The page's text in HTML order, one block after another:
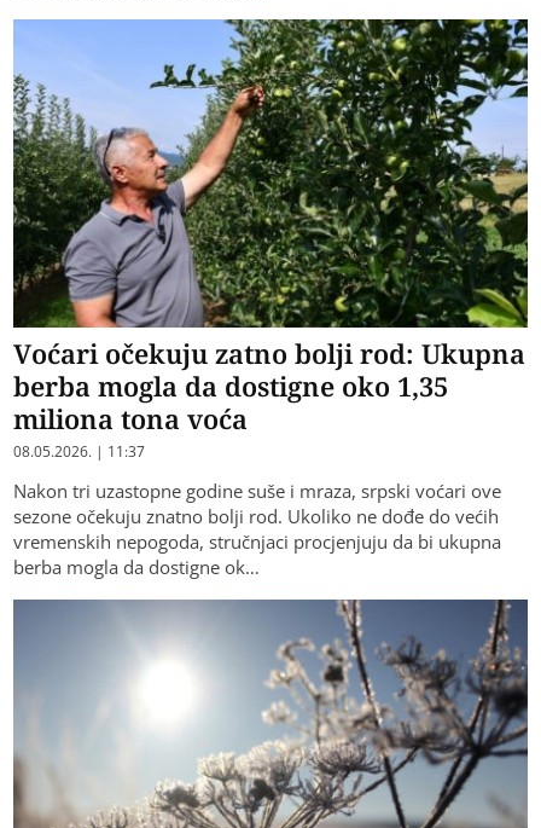
Voćari očekuju zatno bolji rod: Ukupna
berba mogla da dostigne oko 1,35
miliona tona voća
08.05.2026. | 11:37
Nakon tri uzastopne godine suše i mraza, srpski voćari ove
sezone očekuјu znatno bolji rod. Ukoliko ne dođe do većih
vremenskih nepogoda, stručnjaci procjenjuјu da bi ukupna
berba mogla da dostigne ok…